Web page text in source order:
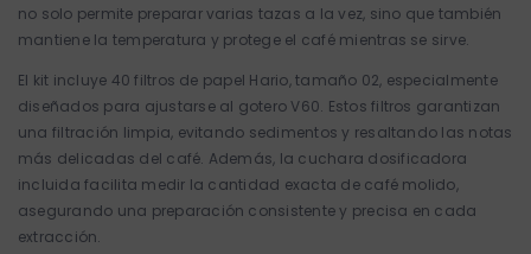
no solo permite preparar varias tazas a la vez, sino que también
mantiene la temperatura y protege el café mientras se sirve.
El kit incluye 40 filtros de papel Hario, tamaño 02, especialmente
diseñados para ajustarse al gotero V60. Estos filtros garantizan
una filtración limpia, evitando sedimentos y resaltando las notas
más delicadas del café. Además, la cuchara dosificadora
incluida facilita medir la cantidad exacta de café molido,
asegurando una preparación consistente y precisa en cada
extracción.